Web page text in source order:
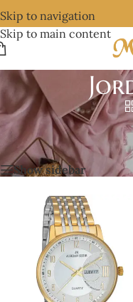
Skip to navigation
Skip to main content
Strona główna/Zegarki/
Wyświetlanie 37–42 z 42
Show sidebar